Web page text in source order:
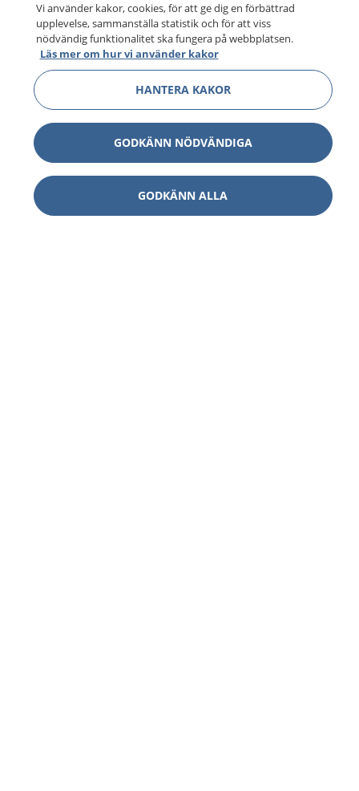
Vi använder kakor, cookies, för att ge dig en förbättrad
upplevelse, sammanställa statistik och för att viss
nödvändig funktionalitet ska fungera på webbplatsen.
Läs mer om hur vi använder kakor
HANTERA KAKOR
GODKÄNN NÖDVÄNDIGA
GODKÄNN ALLA